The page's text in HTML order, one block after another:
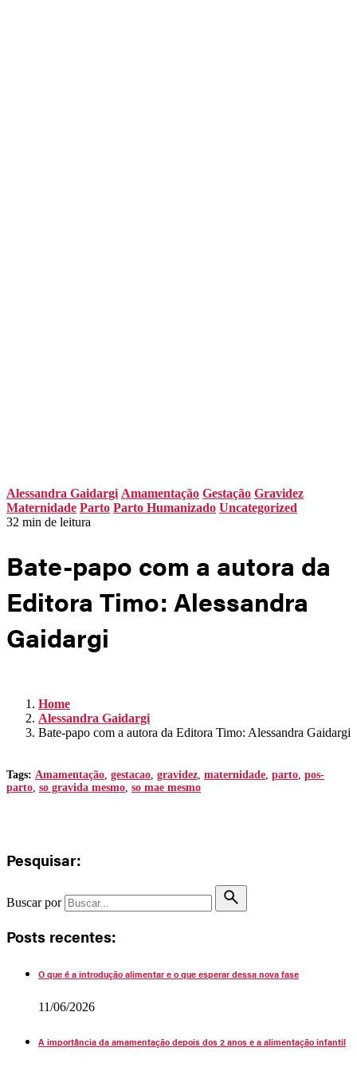
Alessandra Gaidargi Amamentação Gestação Gravidez
Maternidade Parto Parto Humanizado Uncategorized
32 min de leitura
Bate-papo com a autora da
Editora Timo: Alessandra
Gaidargi
Home
Alessandra Gaidargi
Bate-papo com a autora da Editora Timo: Alessandra Gaidargi
Tags: Amamentação, gestacao, gravidez, maternidade, parto, pos-
parto, so gravida mesmo, so mae mesmo
Pesquisar:
Buscar por
Posts recentes:
O que é a introdução alimentar e o que esperar dessa nova fase
11/06/2026
A importância da amamentação depois dos 2 anos e a alimentação infantil